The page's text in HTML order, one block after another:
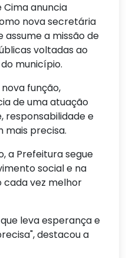
Cima anuncia
nova secretária
assume a missão de
voltadas ao
município.
função,
de uma atuação
responsabilidade e
mais precisa.
a Prefeitura segue
social e na
cada vez melhor
leva esperança e
destacou a